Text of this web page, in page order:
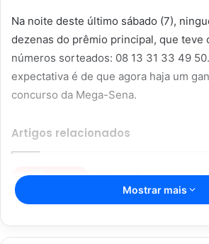
Na noite deste último sábado (7),
dezenas do prêmio principal, que teve
números sorteados: 08 13 31 33 49
expectativa é de que agora haja um
concurso da Mega-Sena.
Artigos relacionados
Mega-Sena
milhões; dá para
Mostrar mais